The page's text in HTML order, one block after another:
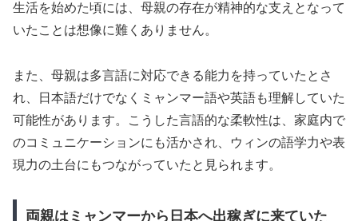
生活を始めた頃には、母親の存在が精神的な支えとなって
いたことは想像に難くありません。
また、母親は多言語に対応できる能力を持っていたとさ
れ、日本語だけでなくミャンマー語や英語も理解していた
可能性があります。こうした言語的な柔軟性は、家庭内で
のコミュニケーションにも活かされ、ウィンの語学力や表
現力の土台にもつながっていたと見られます。
両親はミャンマーから日本へ出稼ぎに来ていた